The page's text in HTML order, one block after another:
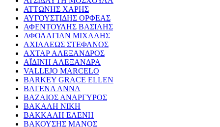
ΑΤΤΩΝΗΣ ΧΑΡΗΣ
ΑΥΓΟΥΣΤΙΔΗΣ ΟΡΦΕΑΣ
ΑΦΕΝΤΟΥΛΗΣ ΒΑΣΙΛΗΣ
ΑΦΟΛΑΓΙΑΝ ΜΙΧΑΛΗΣ
ΑΧΙΛΛΕΩΣ ΣΤΕΦΑΝΟΣ
ΑΧΤΑΡ ΑΛΕΞΑΝΔΡΟΣ
ΑΪΔΙΝΗ ΑΛΕΞΑΝΔΡΑ
VALLEJO MARCELO
BARKEY GRACE ELLEN
ΒΑΓΕΝΑ ΑΝΝΑ
ΒΑΖΑΙΟΣ ΑΝΑΡΓΥΡΟΣ
ΒΑΚΑΛΗ ΝΙΚΗ
ΒΑΚΚΑΛΗ ΕΛΕΝΗ
ΒΑΚΟΥΣΗΣ ΜΑΝΟΣ